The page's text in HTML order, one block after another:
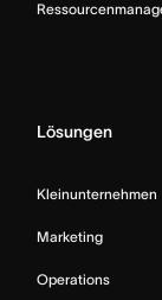
Lösungen
Kleinunternehmen
Marketing
Operations